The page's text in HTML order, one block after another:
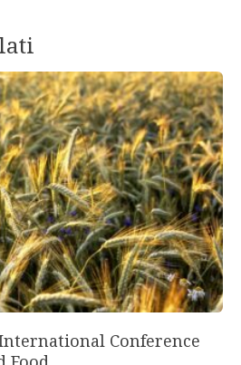
Conference